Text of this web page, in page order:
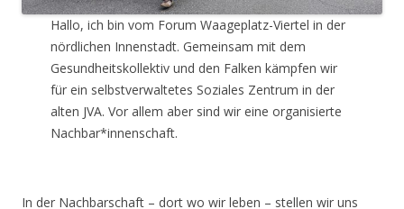
Hallo, ich bin vom Forum Waageplatz-Viertel in der
nördlichen Innenstadt. Gemeinsam mit dem
Gesundheitskollektiv und den Falken kämpfen wir
für ein selbstverwaltetes Soziales Zentrum in der
alten JVA. Vor allem aber sind wir eine organisierte
Nachbar*innenschaft.
In der Nachbarschaft – dort wo wir leben – stellen wir uns